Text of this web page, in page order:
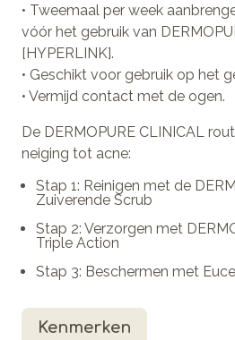
• Tweemaal per week
vóór het gebruik van
[HYPERLINK].
• Geschikt voor gebruik op het
• Vermijd contact met de ogen.
De DERMOPURE CLINICAL
neiging tot acne:
Stap 1: Reinigen met de
Zuiverende Scrub
Stap 2: Verzorgen met
Triple Action
Stap 3: Beschermen met
Kenmerken